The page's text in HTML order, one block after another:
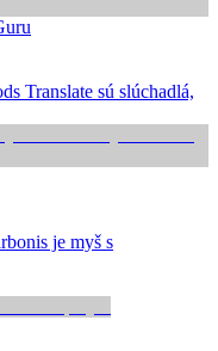
Translate sú slúchadlá,
je myš s